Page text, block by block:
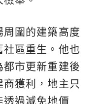
圍的建築高度
區重生。他也
都市更新重建後
獲利，地主只
透過減免地價